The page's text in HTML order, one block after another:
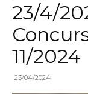
23/4/
11/2024
23/04/2024